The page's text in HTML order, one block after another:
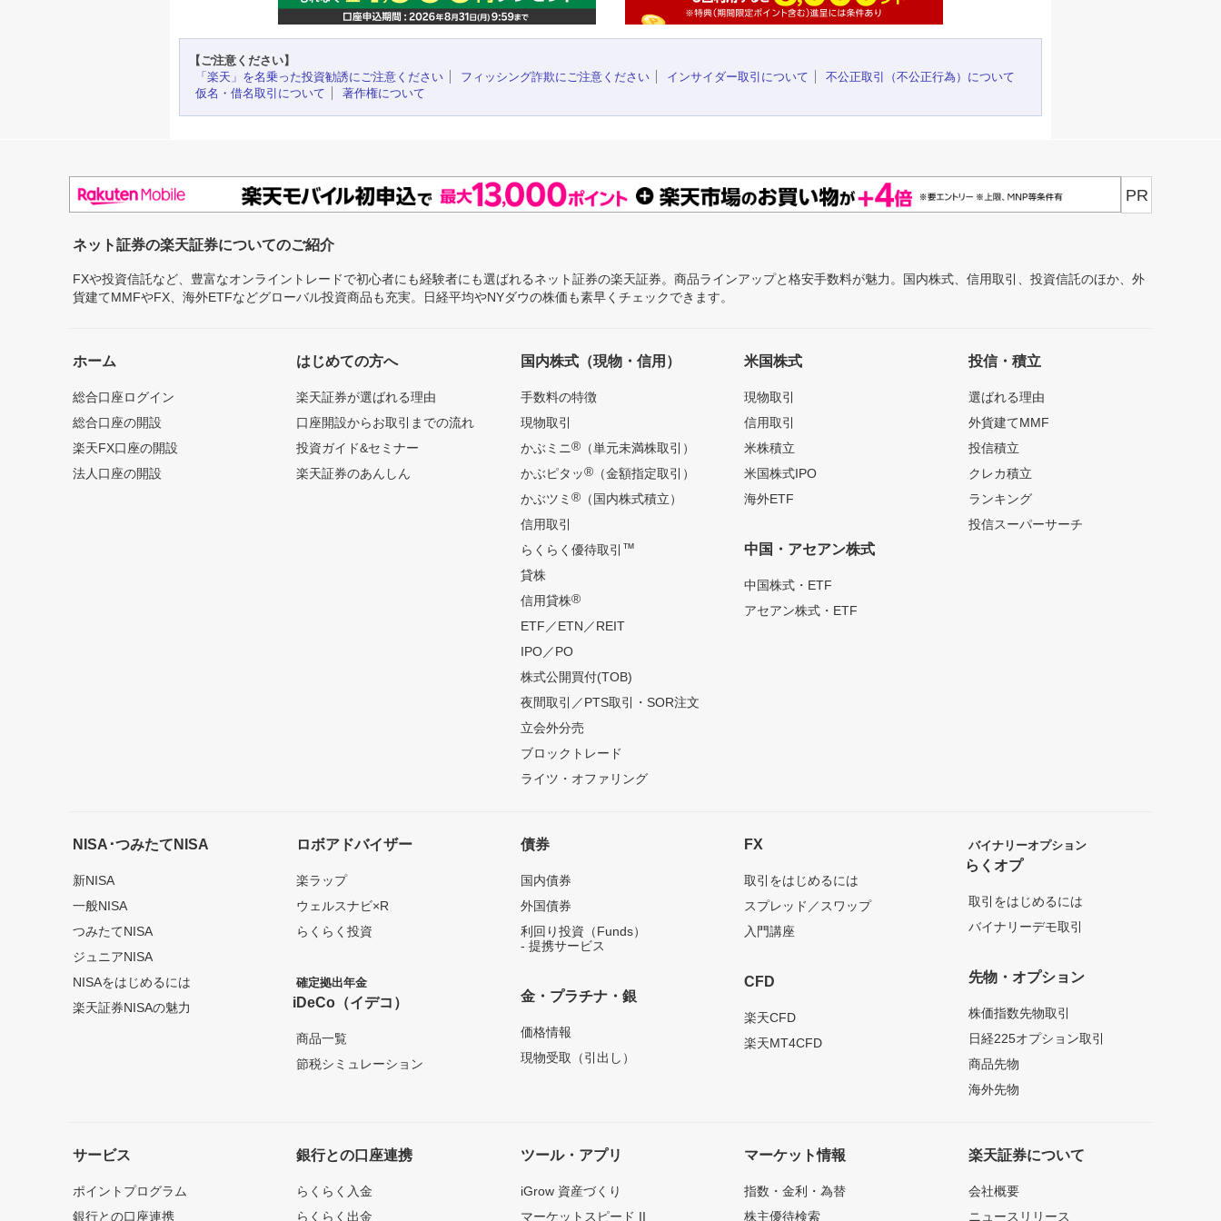
【ご注意ください】
「楽天」を名乗った投資勧誘にご注意ください
フィッシング詐欺にご注意ください インサイダー取引について
不公正取引（不公正行為）について
仮名・借名取引について
著作権について
PR
ネット証券の楽天証券についてのご紹介
FXや投資信託など、豊富なオンライントレードで初心者にも経験者にも選ばれるネット証券の楽天証券。商品ラインアップと格安手数料が魅力。国内株式、信用取引、投資信託のほか、外
貨建てMMFやFX、海外ETFなどグローバル投資商品も充実。日経平均やNYダウの株価も素早くチェックできます。
ホーム
総合口座ログイン
総合口座の開設
楽天FX口座の開設
法人口座の開設
はじめての方へ
楽天証券が選ばれる理由
口座開設からお取引までの流れ
投資ガイド&セミナー
楽天証券のあんしん
国内株式（現物・信用）
手数料の特徴
現物取引
かぶミニ®（単元未満株取引）
かぶピタッ®（金額指定取引）
かぶツミ ®（国内株式積立）
信用取引
らくらく優待取引 ™
貸株
信用貸株®
ETF／ETN／REIT
IPO／PO
株式公開買付(TOB)
夜間取引／PTS取引・SOR注文
立会外分売
ブロックトレード
ライツ・オファリング
米国株式
現物取引
信用取引
米株積立
米国株式IPO
海外ETF
中国・アセアン株式
中国株式・ETF
アセアン株式・ETF
投信・積立
選ばれる理由
外貨建てMMF
投信積立
クレカ積立
ランキング
投信スーパーサーチ
NISA･つみたてNISA
新NISA
一般NISA
つみたてNISA
ジュニアNISA
NISAをはじめるには
楽天証券NISAの魅力
ロボアドバイザー
楽ラップ
ウェルスナビ×R
らくらく投資
確定拠出年金
iDeCo（イデコ）
商品一覧
節税シミュレーション
債券
国内債券
外国債券
利回り投資（Funds）
- 提携サービス
金・プラチナ・銀
価格情報
現物受取（引出し）
FX
取引をはじめるには
スプレッド／スワップ
入門講座
CFD
楽天CFD
楽天MT4CFD
バイナリーオプション
らくオプ
取引をはじめるには
バイナリーデモ取引
先物・オプション
株価指数先物取引
日経225オプション取引
商品先物
海外先物
サービス
ポイントプログラム
銀行との口座連携
銀行との口座連携
らくらく入金
らくらく出金
ツール・アプリ
iGrow 資産づくり
マーケットスピード II
マーケット情報
指数・金利・為替
株主優待検索
楽天証券について
会社概要
ニュースリリース